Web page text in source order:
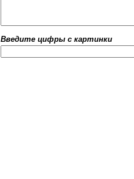
Введите цифры c картинки